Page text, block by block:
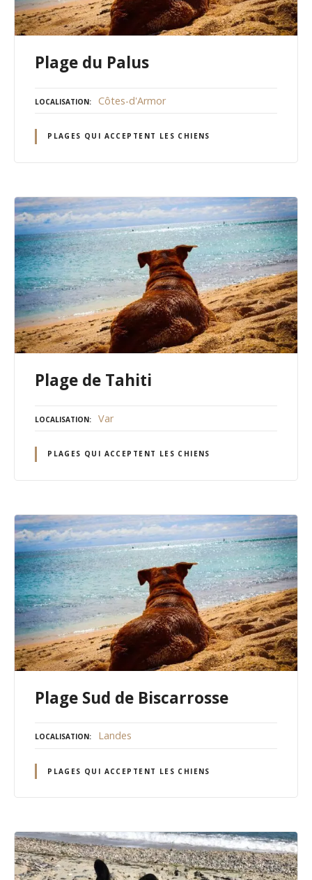
Plage du Palus
LOCALISATION Côtes-d'Armor
PLAGES QUI ACCEPTENT LES CHIENS
Plage de Tahiti
LOCALISATION Var
PLAGES QUI ACCEPTENT LES CHIENS
Plage Sud de Biscarrosse
LOCALISATION Landes
PLAGES QUI ACCEPTENT LES CHIENS